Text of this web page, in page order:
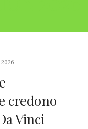
2026
credono
Vinci